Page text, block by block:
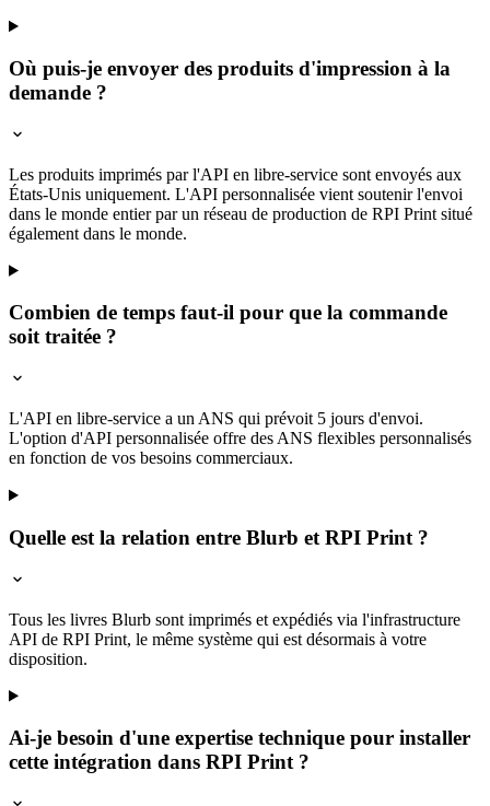
Où puis-je envoyer des produits d'impression à la
demande ?
Les produits imprimés par l'API en libre-service sont envoyés aux
États-Unis uniquement. L'API personnalisée vient soutenir l'envoi
dans le monde entier par un réseau de production de RPI Print situé
également dans le monde.
Combien de temps faut-il pour que la commande
soit traitée ?
L'API en libre-service a un ANS qui prévoit 5 jours d'envoi.
L'option d'API personnalisée offre des ANS flexibles personnalisés
en fonction de vos besoins commerciaux.
Quelle est la relation entre Blurb et RPI Print ?
Tous les livres Blurb sont imprimés et expédiés via l'infrastructure
API de RPI Print, le même système qui est désormais à votre
disposition.
Ai-je besoin d'une expertise technique pour installer
cette intégration dans RPI Print ?